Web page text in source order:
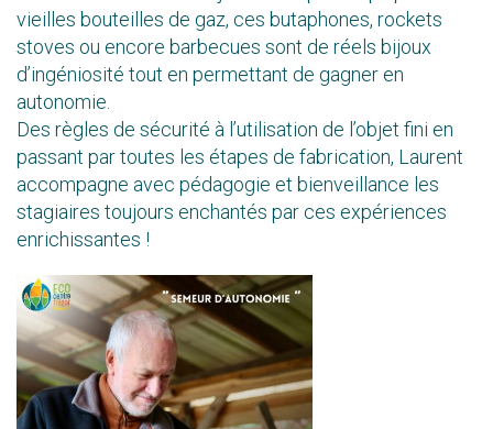
vieilles bouteilles de gaz, ces butaphones, rockets
stoves ou encore barbecues sont de réels bijoux
d’ingéniosité tout en permettant de gagner en
autonomie.
Des règles de sécurité à l’utilisation de l’objet fini en
passant par toutes les étapes de fabrication, Laurent
accompagne avec pédagogie et bienveillance les
stagiaires toujours enchantés par ces expériences
enrichissantes !